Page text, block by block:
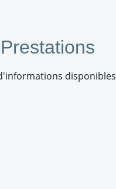
Prestations
disponibles